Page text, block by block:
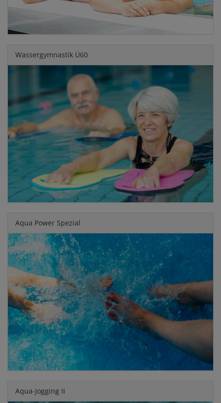
Wassergymnastik Ü60
Aqua Power Spezial
Aqua-Jogging II